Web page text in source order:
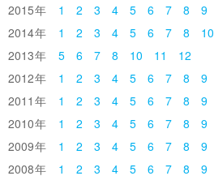
2015
1 2 3 4 5 6 7 8 9
2014
1 2 3 4 5 6 7 8 10
2013
5 6 7 8 10 11
12
2012
1 2 3 4 5 6 7 8 9
2011
1 2 3 4 5 6 7 8 9
2010
1 2 3 4 5 6 7 8 9
2009
1 2 3 4 5 6 7 8 9
2008
1 2 3 4 5 6 7 8 9